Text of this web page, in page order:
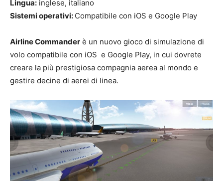
Lingua: inglese, italiano
Sistemi operativi: Compatibile con iOS e Google Play
Airline Commander è un nuovo gioco di simulazione di
volo compatibile con iOS e Google Play, in cui dovrete
creare la più prestigiosa compagnia aerea al mondo e
gestire decine di aerei di linea.